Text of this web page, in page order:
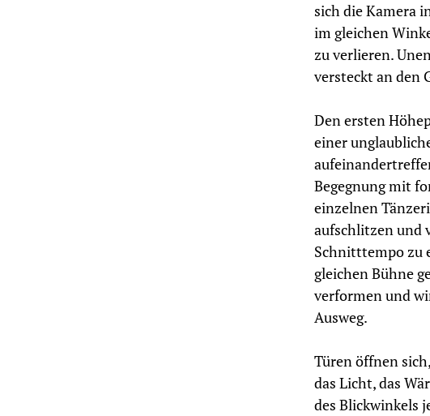
sich die Kamera
im gleichen
zu verlieren.
versteckt an den
Den ersten
einer
Begegnung mit
einzelnen
aufschlitzen und
Schnitttempo zu
gleichen Bühne
verformen und
Ausweg.
Türen öffnen
das Licht, das
des Blickwinkels